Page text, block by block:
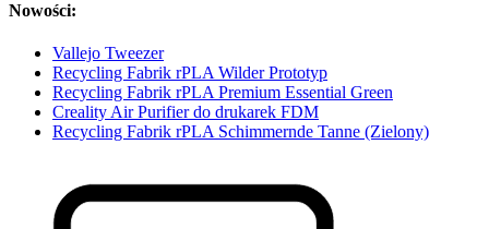
Nowości:
Vallejo Tweezer
Recycling Fabrik rPLA Wilder Prototyp
Recycling Fabrik rPLA Premium Essential Green
Creality Air Purifier do drukarek FDM
Recycling Fabrik rPLA Schimmernde Tanne (Zielony)